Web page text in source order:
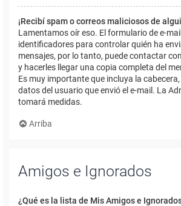
¡Recibí spam o correos maliciosos de
Lamentamos oír eso. El formulario de e-
identificadores para controlar quién ha
mensajes, por lo tanto, puede contactar
y hacerles llegar una copia completa del
Es muy importante que incluya la
datos del usuario que envió el e-mail. La
tomará medidas.
Arriba
Amigos e Ignorados
¿Qué es la lista de Mis Amigos e